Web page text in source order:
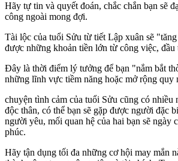
Hãy tự tin và quyết đoán, chắc chắn bạn sẽ
công ngoài mong đợi.
Tài lộc của tuổi Sửu từ tiết Lập xuân sẽ
được những khoản tiền lớn từ công việc, đầu
Đây là thời điểm lý tưởng để bạn "nắm bắt
những lĩnh vực tiềm năng hoặc mở rộng quy
chu‌yện tìn‌h cảm của tuổi Sửu cũng có nhiều
độc thân, có thể bạn sẽ gặp được người đặc
người yêu, mối quan hệ của hai bạn sẽ ngày
phúc.
Hãy tận dụng tối đa những cơ hội may mắn